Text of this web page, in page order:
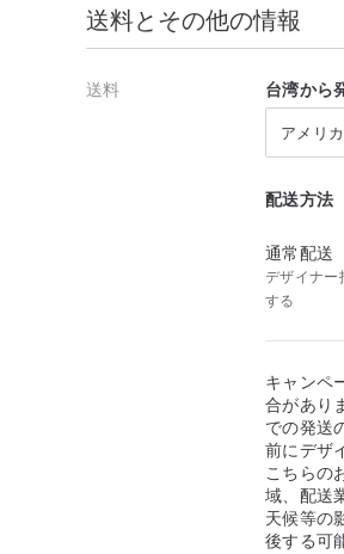
送料とその他の情報
送料 台湾から
アメリ
配送方法
通常配送
デザイナ
する
キャンペ
合があり
での発送
前にデザ
こちらの
域、配送
天候等の
後する可